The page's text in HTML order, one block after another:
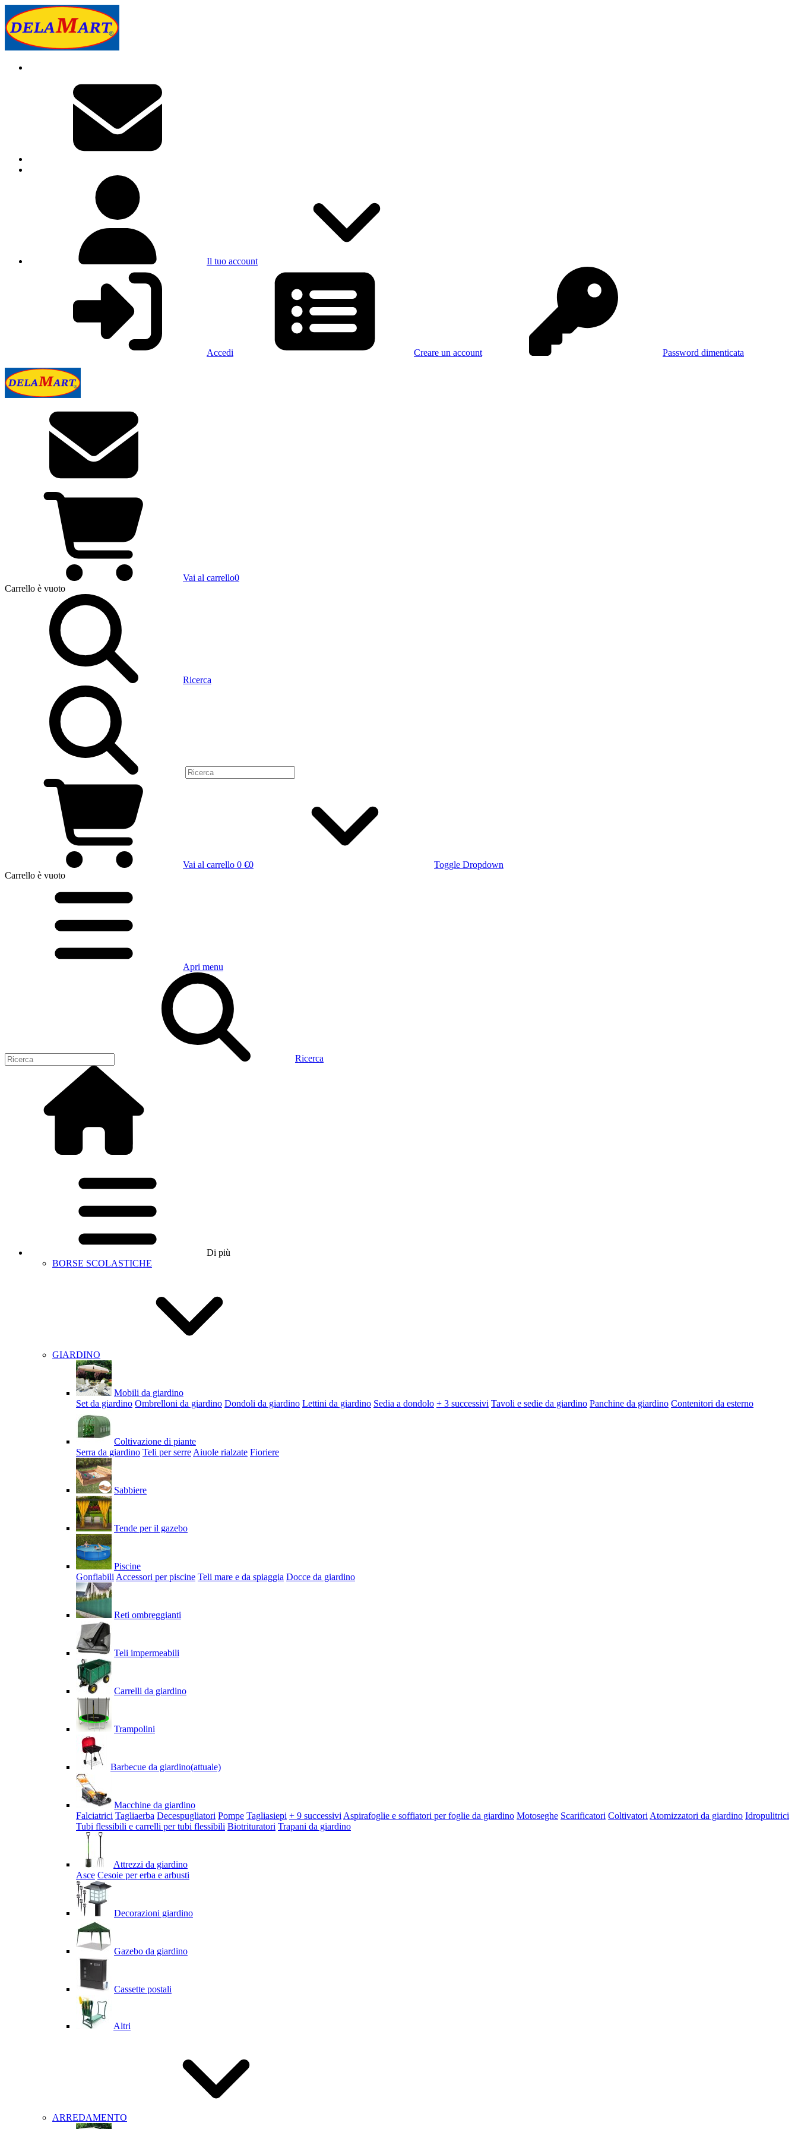
Il tuo account
Accedi Creare un account Password dimenticata
Vai al carrello0
Carrello è vuoto
Ricerca
Vai al carrello 0 €0
Toggle Dropdown
Carrello è vuoto
Apri menu
Ricerca
Di più
BORSE SCOLASTICHE
GIARDINO
Mobili da giardino
Set da giardino Ombrelloni da giardino Dondoli da giardino Lettini da giardino Sedia a dondolo + 3 successivi Tavoli e sedie da giardino Panchine da giardino Contenitori da esterno
Coltivazione di piante
Serra da giardino Teli per serre Aiuole rialzate Fioriere
Sabbiere
Tende per il gazebo
Piscine
Gonfiabili Accessori per piscine Teli mare e da spiaggia Docce da giardino
Reti ombreggianti
Teli impermeabili
Carrelli da giardino
Trampolini
Barbecue da giardino(attuale)
Macchine da giardino
Falciatrici Tagliaerba Decespugliatori Pompe Tagliasiepi + 9 successivi Aspirafoglie e soffiatori per foglie da giardino Motoseghe Scarificatori Coltivatori Atomizzatori da giardino Idropulitrici
Tubi flessibili e carrelli per tubi flessibili Biotrituratori Trapani da giardino
Attrezzi da giardino
Asce Cesoie per erba e arbusti
Decorazioni giardino
Gazebo da giardino
Cassette postali
Altri
ARREDAMENTO